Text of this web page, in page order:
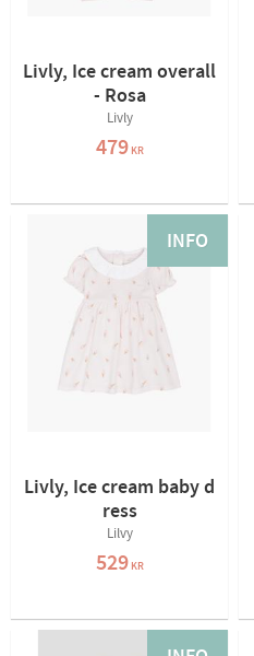
Livly, Ice cream overall
- Rosa
Livly
479KR
Livly, Ice cream baby d
ress
Lilvy
529KR
INFO